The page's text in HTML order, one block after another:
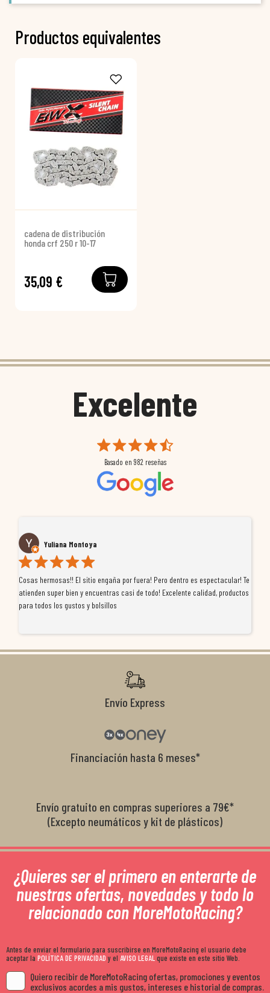
Productos equivalentes
cadena de distribución
honda crf 250 r 10-17
35,09 €
Excelente
Basado en 982 reseñas
Yuliana Montoya
Cosas hermosas!! El sitio engaña por fuera! Pero dentro es espectacular! Te
atienden super bien y encuentras casi de todo! Excelente calidad, productos
para todos los gustos y bolsillos
Envío Express
Financiación hasta 6 meses*
Envío gratuito en compras superiores a 79€*
(Excepto neumáticos y kit de plásticos)
¿Quieres ser el primero en enterarte de
nuestras ofertas, novedades y todo lo
relacionado con MoreMotoRacing?
Antes de enviar el formulario para suscribirse en MoreMotoRacing el usuario debe
aceptar la POLÍTICA DE PRIVACIDADy el AVISO LEGALque existe en este sitio Web.
Quiero recibir de MoreMotoRacing ofertas, promociones y eventos
exclusivos acordes a mis gustos, intereses e historial de compras.